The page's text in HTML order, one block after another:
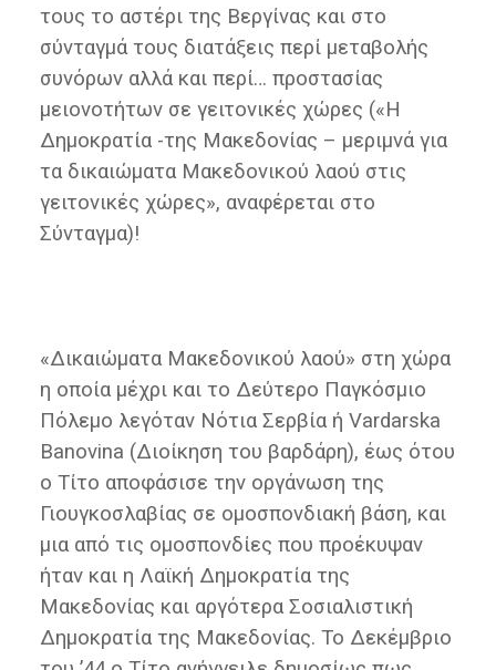
τους το αστέρι της Βεργίνας και στο
σύνταγμά τους διατάξεις περί μεταβολής
συνόρων αλλά και περί… προστασίας
μειονοτήτων σε γειτονικές χώρες («Η
Δημοκρατία -της Μακεδονίας – μεριμνά για
τα δικαιώματα Μακεδονικού λαού στις
γειτονικές χώρες», αναφέρεται στο
Σύνταγμα)!
«Δικαιώματα Μακεδονικού λαού» στη χώρα
η οποία μέχρι και το Δεύτερο Παγκόσμιο
Πόλεμο λεγόταν Νότια Σερβία ή Vardarska
Banovina (Διοίκηση του βαρδάρη), έως ότου
ο Τίτο αποφάσισε την οργάνωση της
Γιουγκοσλαβίας σε ομοσπονδιακή βάση, και
μια από τις ομοσπονδίες που προέκυψαν
ήταν και η Λαϊκή Δημοκρατία της
Μακεδονίας και αργότερα Σοσιαλιστική
Δημοκρατία της Μακεδονίας. Το Δεκέμβριο